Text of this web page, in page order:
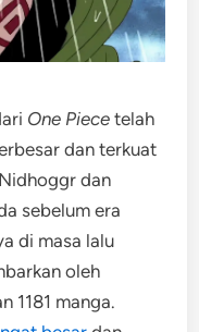
One Piece telah
dan terkuat
dan
sebelum era
di masa lalu
oleh
1181 manga.